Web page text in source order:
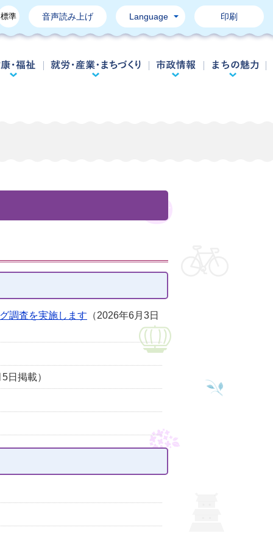
標準 音声読み上げ Language 印刷
・教育 健康・福祉 就労・産業・まちづくり
市政情報
調査を実施します （2026年6月3日
日掲載）